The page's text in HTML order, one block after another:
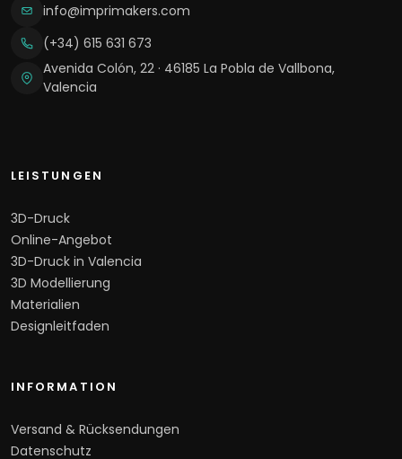
info@imprimakers.com
(+34) 615 631 673
Avenida Colón, 22 · 46185 La Pobla de Vallbona,
Valencia
LEISTUNGEN
3D-Druck
Online-Angebot
3D-Druck in Valencia
3D Modellierung
Materialien
Designleitfaden
INFORMATION
Versand & Rücksendungen
Datenschutz